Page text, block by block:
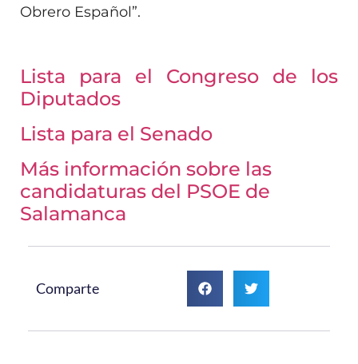
Obrero Español”.
Lista para el Congreso de los
Diputados
Lista para el Senado
Más información sobre las
candidaturas del PSOE de
Salamanca
Comparte